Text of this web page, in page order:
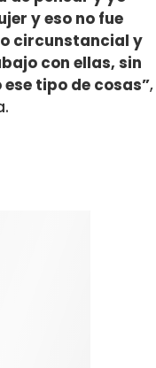
y eso no fue
circunstancial y
con ellas, sin
tipo de cosas”,